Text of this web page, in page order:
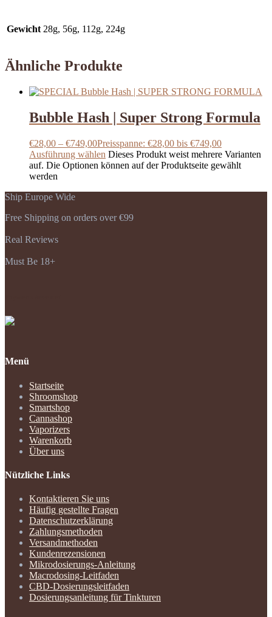
Gewicht 28g, 56g, 112g, 224g
Ähnliche Produkte
Bubble Hash | Super Strong Formula
€28,00 – €749,00Preisspanne: €28,00 bis €749,00
Ausführung wählen Dieses Produkt weist mehrere Varianten
auf. Die Optionen können auf der Produktseite gewählt
werden
Ship Europe Wide
Free Shipping on orders over €99
Real Reviews
Must Be 18+
Menü
Startseite
Shroomshop
Smartshop
Cannashop
Vaporizers
Warenkorb
Über uns
Nützliche Links
Kontaktieren Sie uns
Häufig gestellte Fragen
Datenschutzerklärung
Zahlungsmethoden
Versandmethoden
Kundenrezensionen
Mikrodosierungs-Anleitung
Macrodosing-Leitfaden
CBD-Dosierungsleitfaden
Dosierungsanleitung für Tinkturen